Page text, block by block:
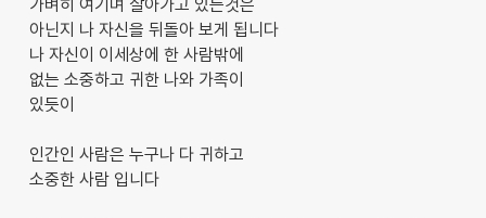
가벼히 여기며 살아가고 있는것은
아닌지 나 자신을 뒤돌아 보게 됩니다
나 자신이 이세상에 한 사람밖에
없는 소중하고 귀한 나와 가족이
있듯이
인간인 사람은 누구나 다 귀하고
소중한 사람 입니다